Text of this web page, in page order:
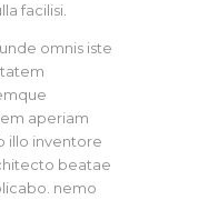
facilisi.
omnis iste
aperiam
illo inventore
beatae
nemo